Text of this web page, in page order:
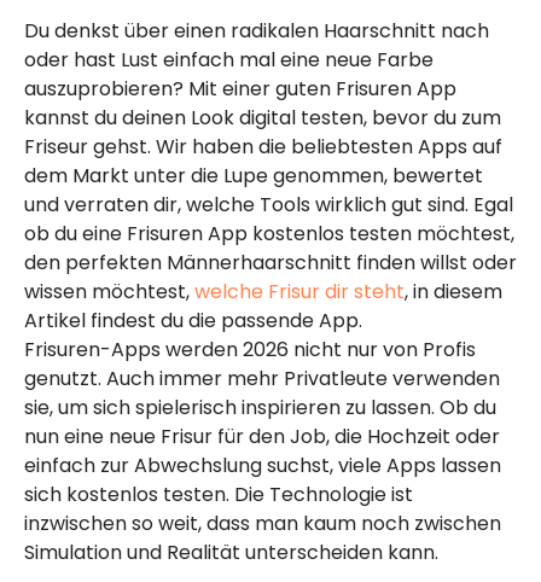
Du denkst über einen radikalen Haarschnitt nach
oder hast Lust einfach mal eine neue Farbe
auszuprobieren? Mit einer guten Frisuren App
kannst du deinen Look digital testen, bevor du zum
Friseur gehst. Wir haben die beliebtesten Apps auf
dem Markt unter die Lupe genommen, bewertet
und verraten dir, welche Tools wirklich gut sind. Egal
ob du eine Frisuren App kostenlos testen möchtest,
den perfekten Männerhaarschnitt finden willst oder
wissen möchtest,welche Frisur dir steht, in diesem
Artikel findest du die passende App.
Frisuren-Apps werden 2026 nicht nur von Profis
genutzt. Auch immer mehr Privatleute verwenden
sie, um sich spielerisch inspirieren zu lassen. Ob du
nun eine neue Frisur für den Job, die Hochzeit oder
einfach zur Abwechslung suchst, viele Apps lassen
sich kostenlos testen. Die Technologie ist
inzwischen so weit, dass man kaum noch zwischen
Simulation und Realität unterscheiden kann.